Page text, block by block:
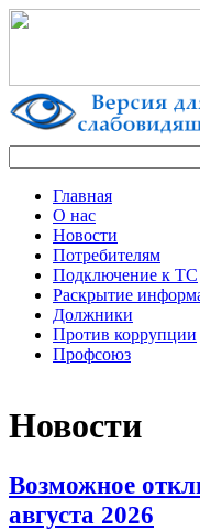
Главная
О нас
Новости
Потребителям
Подключение к ТС
Раскрытие
Должники
Против коррупции
Профсоюз
Новости
Возможное
августа 2026